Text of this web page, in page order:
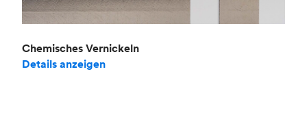
Chemisches Vernickeln
Details anzeigen